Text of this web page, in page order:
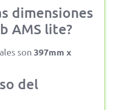
dimensiones
AMS lite?
son 397mm x
del